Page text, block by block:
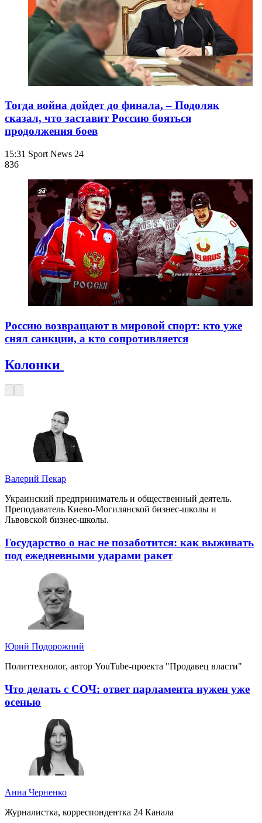
Тогда война дойдет до финала, – Подоляк
сказал, что заставит Россию бояться
продолжения боев
15:31 Sport News 24
836
Россию возвращают в мировой спорт: кто уже
снял санкции, а кто сопротивляется
Колонки
Валерий Пекар
Украинский предприниматель и общественный деятель.
Преподаватель Киево-Могилянской бизнес-школы и
Львовской бизнес-школы.
Государство о нас не позаботится: как выживать
под ежедневными ударами ракет
Юрий Подорожний
Политтехнолог, автор YouTube-проекта "Продавец власти"
Что делать с СОЧ: ответ парламента нужен уже
осенью
Анна Черненко
Журналистка, корреспондентка 24 Канала